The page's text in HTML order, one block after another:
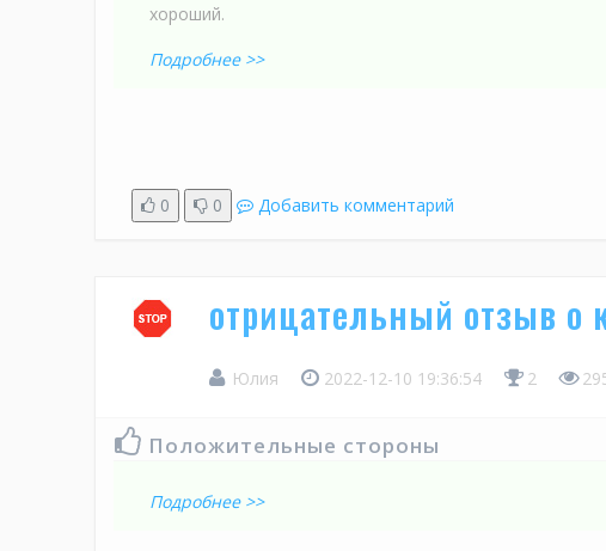
хороший.
Подробнее >>
0
0 Добавить комментарий
отрицательный отзыв о
Юлия 2022-12-10 19:36:54 2
Положительные стороны
Подробнее >>